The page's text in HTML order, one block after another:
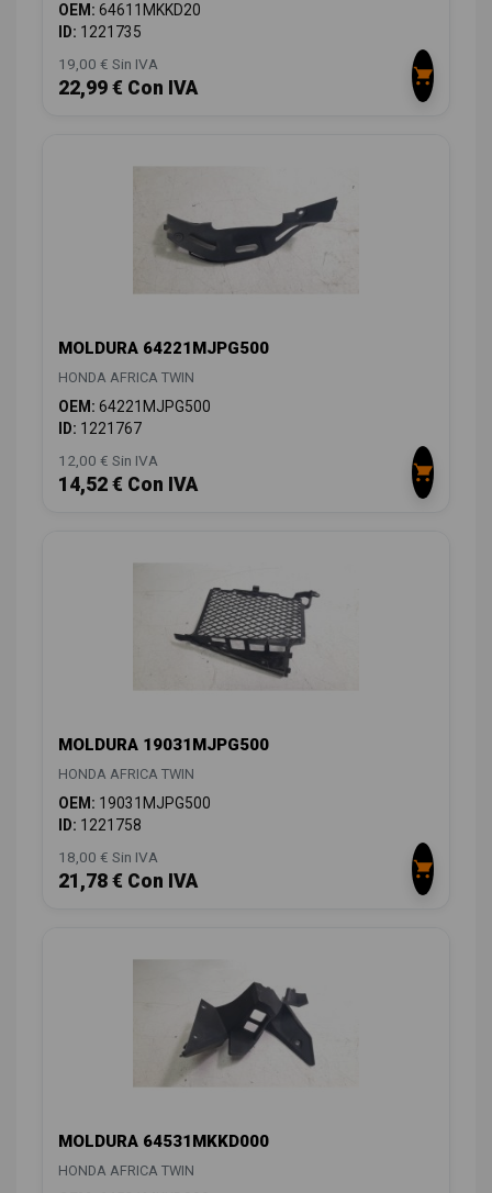
OEM: 64611MKKD20
ID: 1221735
19,00 € Sin IVA
22,99 € Con IVA
MOLDURA 64221MJPG500
HONDA AFRICA TWIN
OEM: 64221MJPG500
ID: 1221767
12,00 € Sin IVA
14,52 € Con IVA
MOLDURA 19031MJPG500
HONDA AFRICA TWIN
OEM: 19031MJPG500
ID: 1221758
18,00 € Sin IVA
21,78 € Con IVA
MOLDURA 64531MKKD000
HONDA AFRICA TWIN